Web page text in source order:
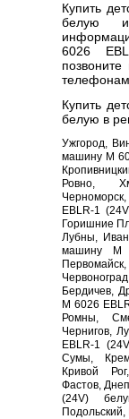
Купить
белую
6026
телефонам.
Купить
белую в
Ужгород,
машину M
Ровно,
EBLR-1
Горишние
Лубны,
машину M
Бердичев,
M 6026
Ромны,
Чернигов,
EBLR-1
Сумы,
Кривой
Фастов,
(24V)